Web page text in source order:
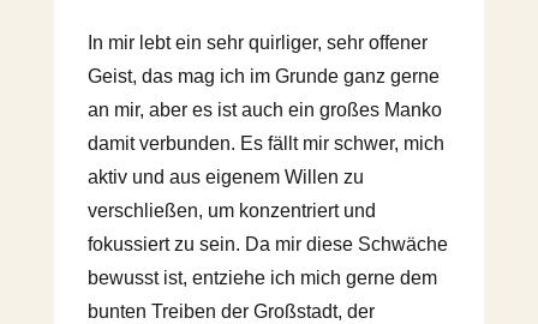
In mir lebt ein sehr quirliger, sehr offener
Geist, das mag ich im Grunde ganz gerne
an mir, aber es ist auch ein großes Manko
damit verbunden. Es fällt mir schwer, mich
aktiv und aus eigenem Willen zu
verschließen, um konzentriert und
fokussiert zu sein. Da mir diese Schwäche
bewusst ist, entziehe ich mich gerne dem
bunten Treiben der Großstadt, der